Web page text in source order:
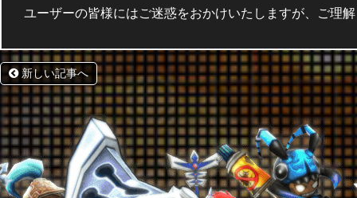
ユーザーの皆様にはご迷惑をおかけいたしますが、ご理
新しい記事へ